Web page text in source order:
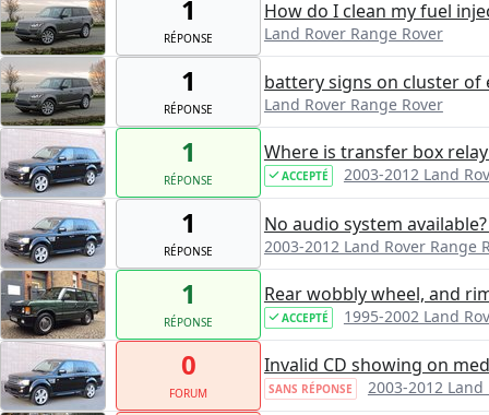
1
RÉPONSE
How do I clean my fuel
Land Rover Range Rover
1
RÉPONSE
battery signs on cluster of
Land Rover Range Rover
1
RÉPONSE
Where is transfer box
ACCEPTÉ 2003-2012 Land
1
RÉPONSE
No audio system
2003-2012 Land Rover Range
1
RÉPONSE
Rear wobbly wheel, and
ACCEPTÉ 1995-2002 Land
0
FORUM
Invalid CD showing on
SANS RÉPONSE 2003-2012